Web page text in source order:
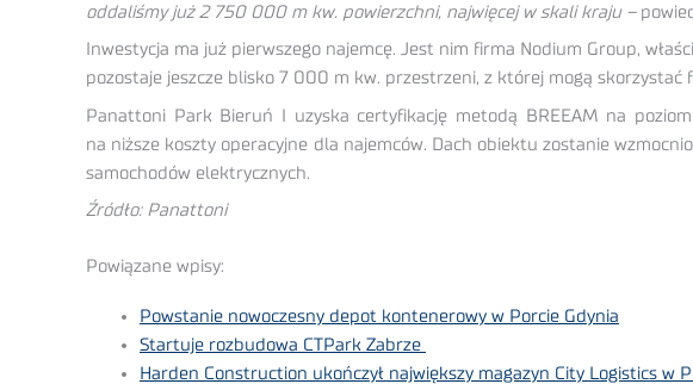
oddaliśmy już 2 750 000 m kw. powierzchni, najwięcej w skali kraju –
Inwestycja ma już pierwszego najemcę. Jest nim firma Nodium Group,
pozostaje jeszcze blisko 7 000 m kw. przestrzeni, z której mogą
Panattoni Park Bieruń I uzyska certyfikację metodą BREEAM na
na niższe koszty operacyjne dla najemców. Dach obiektu zostanie
samochodów elektrycznych.
Źródło: Panattoni
Powiązane wpisy:
Powstanie nowoczesny depot kontenerowy w Porcie Gdynia
Startuje rozbudowa CTPark Zabrze
Harden Construction ukończył największy magazyn City Logistics w